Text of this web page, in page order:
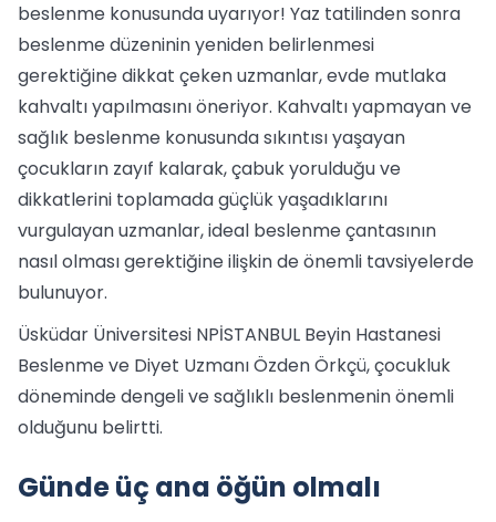
beslenme konusunda uyarıyor! Yaz tatilinden sonra
beslenme düzeninin yeniden belirlenmesi
gerektiğine dikkat çeken uzmanlar, evde mutlaka
kahvaltı yapılmasını öneriyor. Kahvaltı yapmayan ve
sağlık beslenme konusunda sıkıntısı yaşayan
çocukların zayıf kalarak, çabuk yorulduğu ve
dikkatlerini toplamada güçlük yaşadıklarını
vurgulayan uzmanlar, ideal beslenme çantasının
nasıl olması gerektiğine ilişkin de önemli tavsiyelerde
bulunuyor.
Üsküdar Üniversitesi NPİSTANBUL Beyin Hastanesi
Beslenme ve Diyet Uzmanı Özden Örkçü, çocukluk
döneminde dengeli ve sağlıklı beslenmenin önemli
olduğunu belirtti.
Günde üç ana öğün olmalı